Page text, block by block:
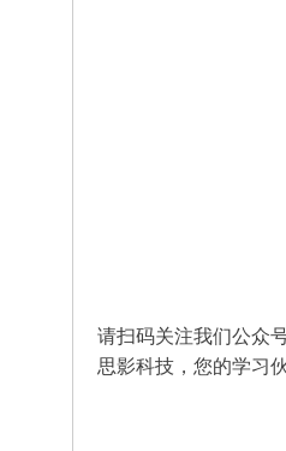
请扫码关注我们公众
思影科技，您的学习